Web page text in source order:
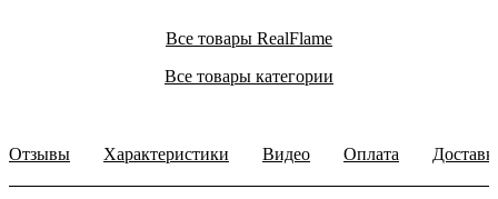
Все товары RealFlame
Все товары категории
Отзывы Характеристики Видео Оплата